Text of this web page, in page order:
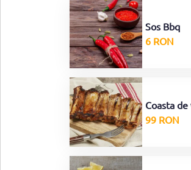
Sos Bbq
6 RON
Coasta
99 RON